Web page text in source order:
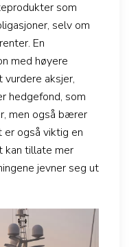
som
selv om
En
med høyere
aksjer,
hedgefond, som
men også bærer
er også viktig en
kan tillate mer
jevner seg ut